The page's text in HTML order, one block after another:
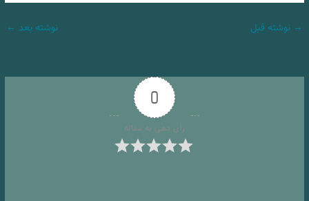
→ نوشته قبل نوشته بعد ←
0
رأی دهی به مقاله